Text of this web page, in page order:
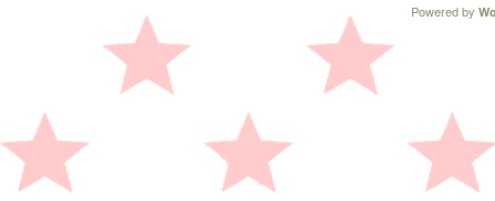
Powered by